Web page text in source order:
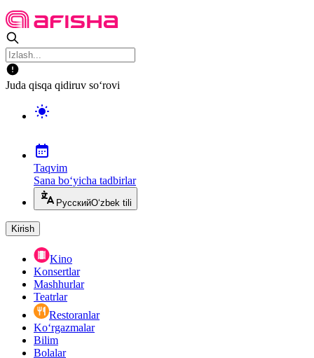
Juda qisqa qidiruv so‘rovi
Taqvim
Sana bo‘yicha tadbirlar
РусскийO‘zbek tili
Kirish
Kino
Konsertlar
Mashhurlar
Teatrlar
Restoranlar
Ko‘rgazmalar
Bilim
Bolalar